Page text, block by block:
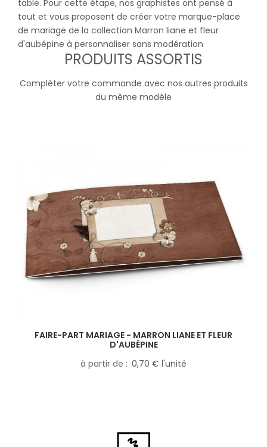
table. Pour cette étape, nos graphistes ont pensé à
tout et vous proposent de créer votre marque-place
de mariage de la collection Marron liane et fleur
d'aubépine à personnaliser sans modération
PRODUITS ASSORTIS
Compléter votre commande avec nos autres produits
du même modèle
FAIRE-PART MARIAGE - MARRON LIANE ET FLEUR
D'AUBÉPINE
à partir de
0,70 € l'unité